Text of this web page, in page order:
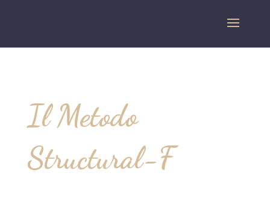
Il Metodo
Structural-F